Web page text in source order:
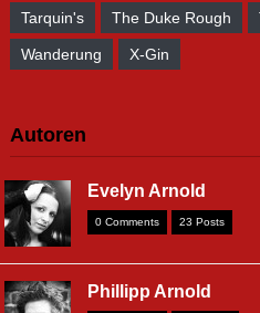
Tarquin's The Duke Rough
Wanderung X-Gin
Autoren
Evelyn Arnold
0 Comments 23 Posts
Phillipp Arnold